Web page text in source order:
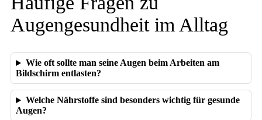
Augengesundheit im Alltag
Wie oft sollte man seine Augen beim Arbeiten am
Bildschirm entlasten?
Welche Nährstoffe sind besonders wichtig für gesunde
Augen?